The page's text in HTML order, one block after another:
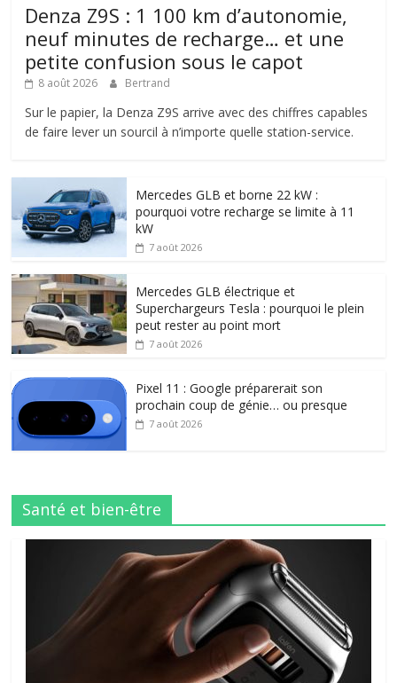
Denza Z9S : 1 100 km d’autonomie,
neuf minutes de recharge… et une
petite confusion sous le capot
8 août 2026 Bertrand
Sur le papier, la Denza Z9S arrive avec des chiffres capables
de faire lever un sourcil à n’importe quelle station-service.
Mercedes GLB et borne 22 kW :
pourquoi votre recharge se limite à 11
kW
7 août 2026
Mercedes GLB électrique et
Superchargeurs Tesla : pourquoi le plein
peut rester au point mort
7 août 2026
Pixel 11 : Google préparerait son
prochain coup de génie… ou presque
7 août 2026
Santé et bien-être